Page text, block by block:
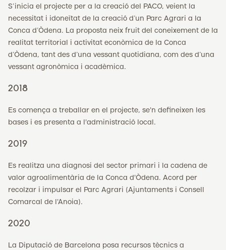
S’inicia el projecte per a la creació del PACO, veient la
necessitat i idoneïtat de la creació d’un Parc Agrari a la
Conca d’Òdena. La proposta neix fruit del coneixement de la
realitat territorial i activitat econòmica de la Conca
d’Òdena, tant des d’una vessant quotidiana, com des d’una
vessant agronòmica i acadèmica.
2018
Es comença a treballar en el projecte, se'n defineixen les
bases i es presenta a l'administració local.
2019
Es realitza una diagnosi del sector primari i la cadena de
valor agroalimentària de la Conca d'Òdena. Acord per
recolzar i impulsar el Parc Agrari (Ajuntaments i Consell
Comarcal de l'Anoia).
2020
La Diputació de Barcelona posa recursos tècnics a